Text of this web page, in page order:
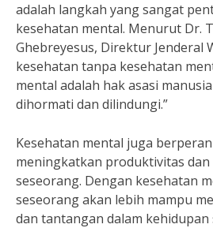
adalah langkah yang sangat
kesehatan mental. Menurut Dr.
Ghebreyesus, Direktur Jenderal
kesehatan tanpa kesehatan
mental adalah hak asasi
dihormati dan dilindungi.”
Kesehatan mental juga
meningkatkan produktivitas
seseorang. Dengan kesehatan
seseorang akan lebih mampu
dan tantangan dalam